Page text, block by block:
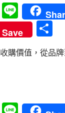
T
Li
n
e
Save
購價值，從品
手筆電回收服